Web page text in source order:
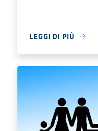
LEGGI DI PIÙ